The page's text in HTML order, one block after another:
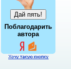
Поблагодарить
автора